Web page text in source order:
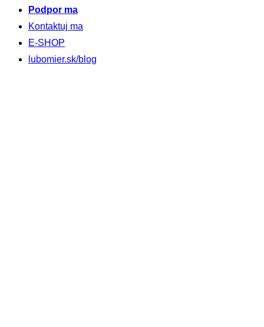
Podpor ma
Kontaktuj ma
E-SHOP
lubomier.sk/blog